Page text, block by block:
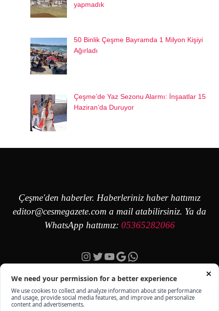
yapmadık
50 Binlik Çeşme Bayramda 1 Milyon Kişiyi
Ağırladı
Çeşme’de Yaz Sezonu Alarmı: İnşaatlar 15
Haziran’da Duruyor
Çeşme'den haberler. Haberleriniz haber hattımız
editor@cesmegazete.com a mail atabilirsiniz. Ya da
WhatsApp hattımız: 05365282066
Instagram
Twitter
YouTube
Google
https://wa.me/